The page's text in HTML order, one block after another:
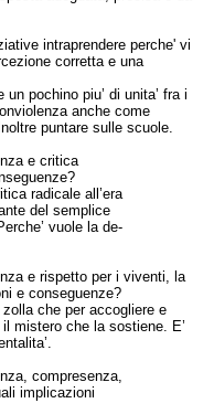
intraprendere perche' vi
corretta e una
pochino piu’ di unita’ fra i
anche come
puntare sulle scuole.
e critica
radicale all’era
del semplice
vuole la de-
e rispetto per i viventi, la
e conseguenze?
zolla che per accogliere e
mistero che la sostiene. E’
compresenza,
implicazioni